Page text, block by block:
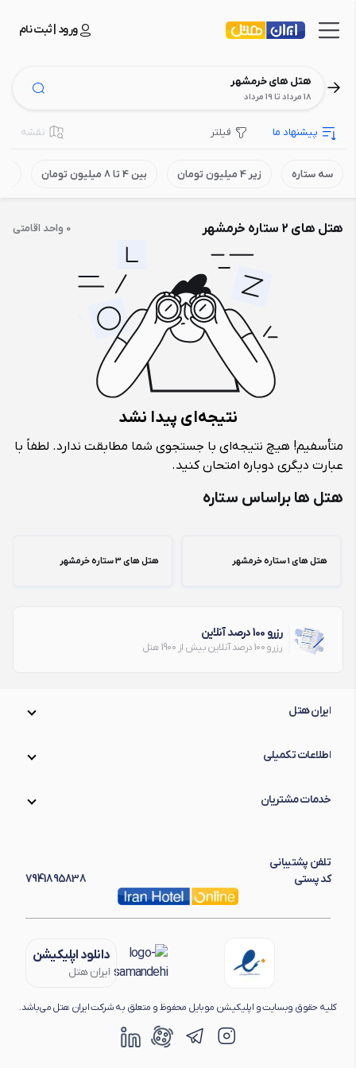
ورود | ثبت نام
هتل های خرمشهر
18 مرداد تا 19 مرداد
پیشنهاد ما فیلتر نقشه
سه ستاره زیر 4 میلیون تومان بین 4 تا 8 میلیون تومان
هتل های 2 ستاره خرمشهر 0 واحد اقامتی
نتیجه‌ای پیدا نشد
متأسفیم! هیچ نتیجه‌ای با جستجوی شما مطابقت ندارد. لطفاً با
عبارت دیگری دوباره امتحان کنید.
هتل ها براساس ستاره
هتل های 1 ستاره خرمشهر هتل های 3 ستاره خرمشهر
رزرو 100 درصد آنلاین
رزرو 100 درصد آنلاین بیش از 1900 هتل
ایران هتل
اطلاعات تکمیلی
خدمات مشتریان
تلفن پشتیبانی
کد پستی
7941895838
دانلود اپلیکیشن
ایران هتل
کلیه حقوق وبسایت و اپلیکیشن موبایل محفوظ و متعلق به شرکت ایران هتل می‌باشد.